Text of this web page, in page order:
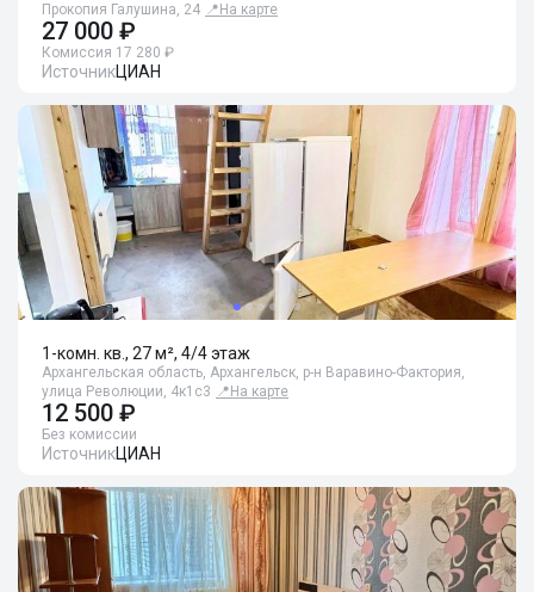
Прокопия Галушина, 24 📍 На карте
27 000 ₽
Комиссия 17 280 ₽
ИсточникЦИАН
1-комн. кв., 27 м², 4/4 этаж
Архангельская область, Архангельск, р-н Варавино-Фактория,
улица Революции, 4к1с3 📍 На карте
12 500 ₽
Без комиссии
ИсточникЦИАН